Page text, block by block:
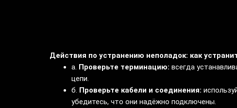
Действия по устранению неполадок: как
а. Проверьте терминацию: всегда
цепи.
б. Проверьте кабели и соединения:
убедитесь, что они надёжно подключены.